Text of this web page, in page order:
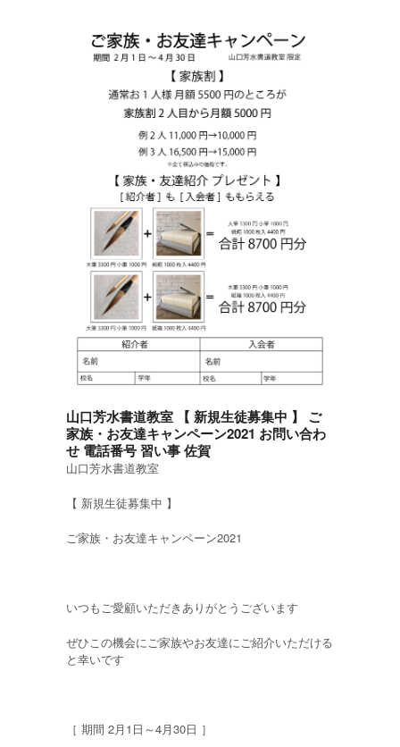
山口芳水書道教室 【 新規生徒募集中 】 ご
家族・お友達キャンペーン2021 お問い合わ
せ 電話番号 習い事 佐賀
山口芳水書道教室
【 新規生徒募集中 】
ご家族・お友達キャンペーン2021
いつもご愛顧いただきありがとうございます
ぜひこの機会にご家族やお友達にご紹介いただける
と幸いです
［ 期間 2月1日～4月30日 ］